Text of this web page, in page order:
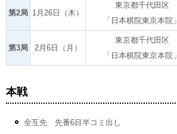
第2局 1月26日（木）
東京都千代田区
「日本棋院東京本院」
第3局 2月6日（月）
東京都千代田区
「日本棋院東京本院」
本戦
全互先 先番6目半コミ出し